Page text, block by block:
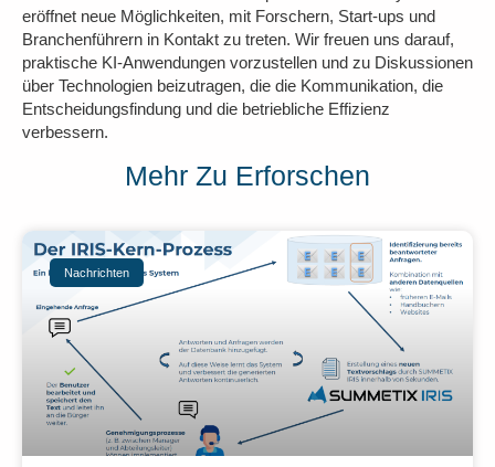
eröffnet neue Möglichkeiten, mit Forschern, Start-ups und
Branchenführern in Kontakt zu treten. Wir freuen uns darauf,
praktische KI-Anwendungen vorzustellen und zu Diskussionen
über Technologien beizutragen, die die Kommunikation, die
Entscheidungsfindung und die betriebliche Effizienz
verbessern.
Mehr Zu Erforschen
Nachrichten